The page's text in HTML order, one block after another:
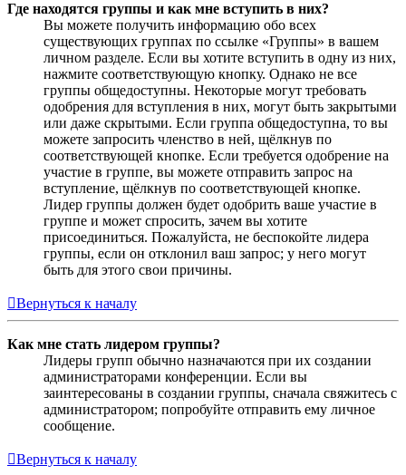
Где находятся группы и как мне вступить в них?
Вы можете получить информацию обо всех
существующих группах по ссылке «Группы» в вашем
личном разделе. Если вы хотите вступить в одну из них,
нажмите соответствующую кнопку. Однако не все
группы общедоступны. Некоторые могут требовать
одобрения для вступления в них, могут быть закрытыми
или даже скрытыми. Если группа общедоступна, то вы
можете запросить членство в ней, щёлкнув по
соответствующей кнопке. Если требуется одобрение на
участие в группе, вы можете отправить запрос на
вступление, щёлкнув по соответствующей кнопке.
Лидер группы должен будет одобрить ваше участие в
группе и может спросить, зачем вы хотите
присоединиться. Пожалуйста, не беспокойте лидера
группы, если он отклонил ваш запрос; у него могут
быть для этого свои причины.
Вернуться к началу
Как мне стать лидером группы?
Лидеры групп обычно назначаются при их создании
администраторами конференции. Если вы
заинтересованы в создании группы, сначала свяжитесь с
администратором; попробуйте отправить ему личное
сообщение.
Вернуться к началу